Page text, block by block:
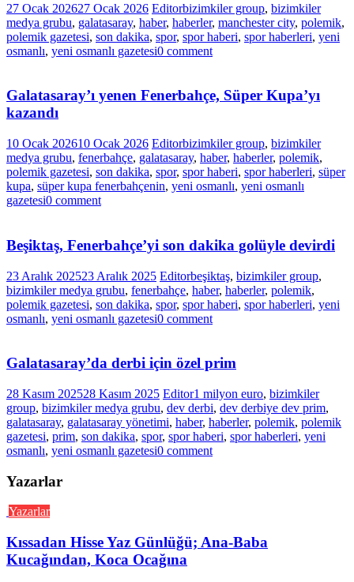
27 Ocak 202627 Ocak 2026 Editorbizimkiler group, bizimkiler
medya grubu, galatasaray, haber, haberler, manchester city, polemik,
polemik gazetesi, son dakika, spor, spor haberi, spor haberleri, yeni
osmanlı, yeni osmanlı gazetesi0 comment
Galatasaray’ı yenen Fenerbahçe, Süper Kupa’yı
kazandı
10 Ocak 202610 Ocak 2026 Editorbizimkiler group, bizimkiler
medya grubu, fenerbahçe, galatasaray, haber, haberler, polemik,
polemik gazetesi, son dakika, spor, spor haberi, spor haberleri, süper
kupa, süper kupa fenerbahçenin, yeni osmanlı, yeni osmanlı
gazetesi0 comment
Beşiktaş, Fenerbahçe’yi son dakika golüyle devirdi
23 Aralık 202523 Aralık 2025 Editorbeşiktaş, bizimkiler group,
bizimkiler medya grubu, fenerbahçe, haber, haberler, polemik,
polemik gazetesi, son dakika, spor, spor haberi, spor haberleri, yeni
osmanlı, yeni osmanlı gazetesi0 comment
Galatasaray’da derbi için özel prim
28 Kasım 202528 Kasım 2025 Editor1 milyon euro, bizimkiler
group, bizimkiler medya grubu, dev derbi, dev derbiye dev prim,
galatasaray, galatasaray yönetimi, haber, haberler, polemik, polemik
gazetesi, prim, son dakika, spor, spor haberi, spor haberleri, yeni
osmanlı, yeni osmanlı gazetesi0 comment
Yazarlar
Yazarlar
Kıssadan Hisse Yaz Günlüğü; Ana-Baba
Kucağından, Koca Ocağına